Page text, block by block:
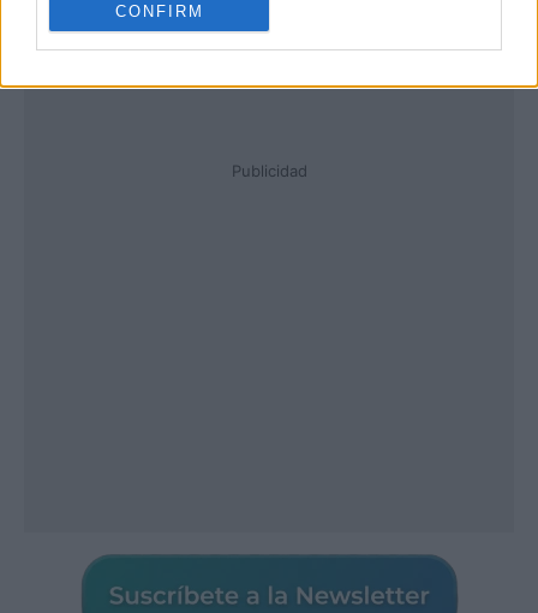
CONFIRM
Publicidad